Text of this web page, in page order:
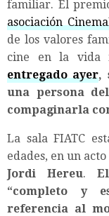
familiar. El
asociación
de los valores
cine en la vida
entregado ayer,
una persona
compaginarla
La sala FIATC
edades, en un
Jordi Hereu.
“completo y
referencia al